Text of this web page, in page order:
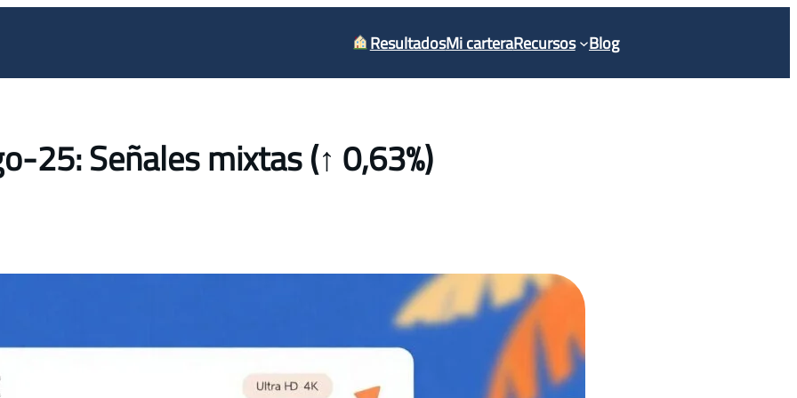
ResultadosMi carteraRecursos Blog
25: Señales mixtas (↑ 0,63%)